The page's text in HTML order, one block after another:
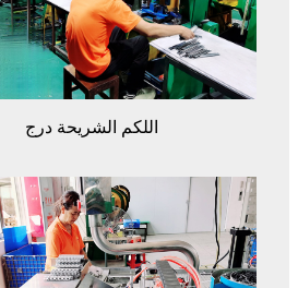
اللكم الشريحة درج